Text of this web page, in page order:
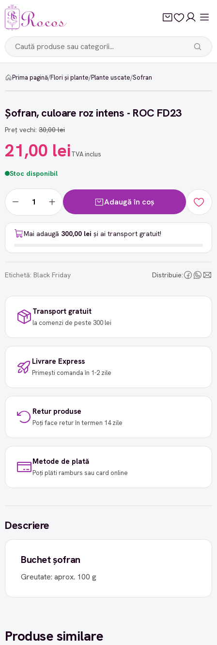
Prima pagină/Flori și plante/Plante uscate/Sofran
-30%
Șofran, culoare roz intens - ROC FD23
Preț vechi: 30,00 lei
21,00 leiTVA inclus
Stoc disponibil
Adaugă în coș
Mai adaugă 300,00 lei și ai transport gratuit!
Etichetă: Black Friday Distribuie:
Transport gratuit
la comenzi de peste 300 lei
Livrare Express
Primești comanda în 1-2 zile
Retur produse
Poți face retur în termen 14 zile
Metode de plată
Poți plăti ramburs sau card online
Descriere
Buchet șofran
Greutate: aprox. 100 g
Produse similare